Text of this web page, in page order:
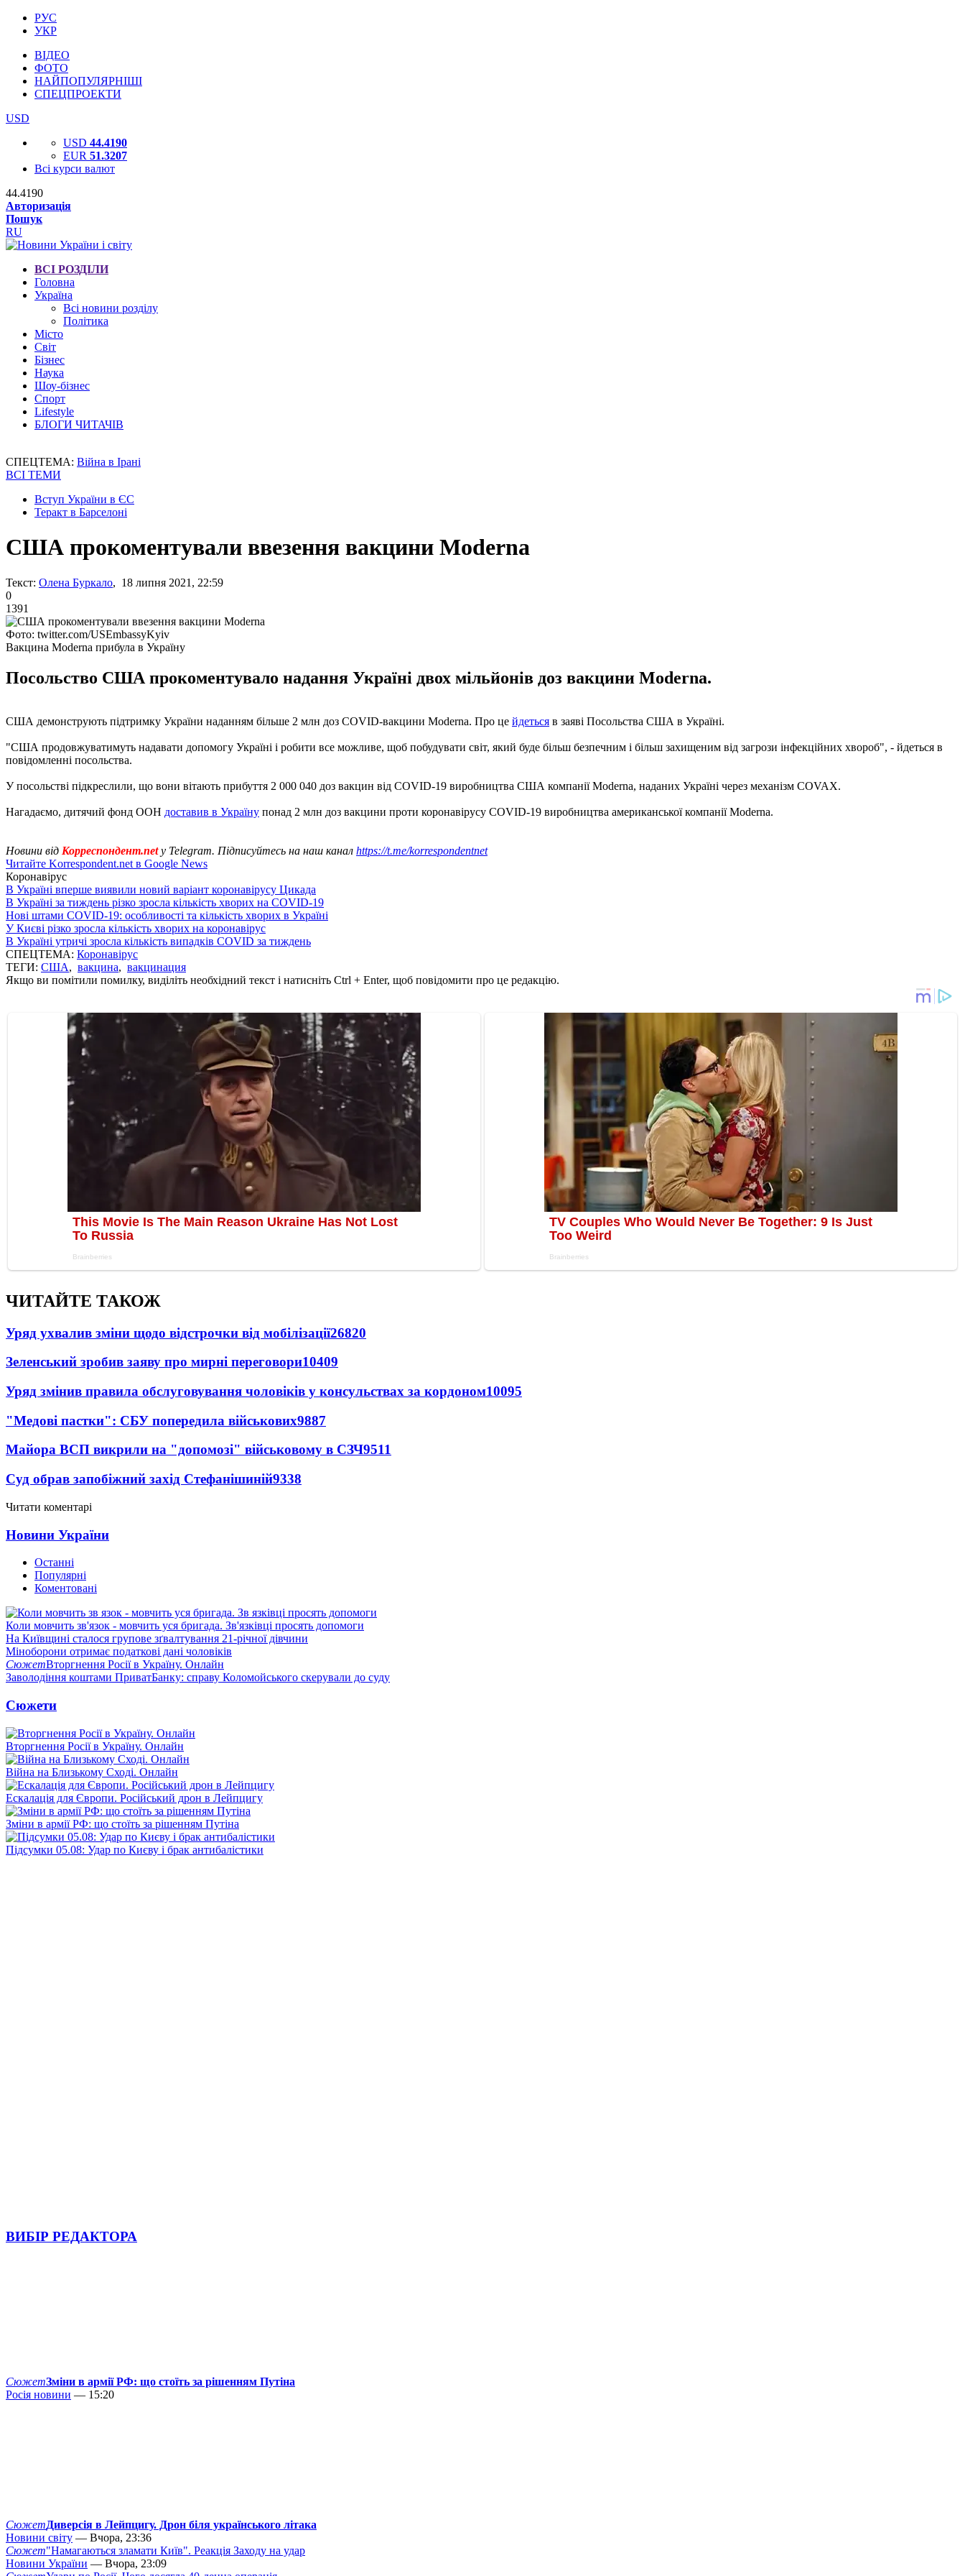
РУС
УКР
ВІДЕО
ФОТО
НАЙПОПУЛЯРНІШІ
СПЕЦПРОЕКТИ
USD
USD 44.4190
EUR 51.3207
Всі курси валют
44.4190
Авторизація
Пошук
RU
ВСІ РОЗДІЛИ
Головна
Україна
Всі новини розділу
Політика
Місто
Світ
Бізнес
Наука
Шоу-бізнес
Спорт
Lifestyle
БЛОГИ ЧИТАЧІВ
СПЕЦТЕМА: Війна в Ірані
ВСІ ТЕМИ
Вступ України в ЄС
Теракт в Барселоні
США прокоментували ввезення вакцини Moderna
Текст: Олена Буркало, 18 липня 2021, 22:59
0
1391
Фото: twitter.com/USEmbassyKyiv
Вакцина Moderna прибула в Україну
Посольство США прокоментувало надання Україні двох мільйонів доз вакцини Moderna.
США демонструють підтримку України наданням більше 2 млн доз COVID-вакцини Moderna. Про це йдеться в заяві Посольства США в Україні.
"США продовжуватимуть надавати допомогу Україні і робити все можливе, щоб побудувати світ, який буде більш безпечним і більш захищеним від загрози інфекційних хвороб", - йдеться в
повідомленні посольства.
У посольстві підкреслили, що вони вітають прибуття 2 000 040 доз вакцин від COVID-19 виробництва США компанії Moderna, наданих Україні через механізм COVAX.
Нагадаємо, дитячий фонд ООН доставив в Україну понад 2 млн доз вакцини проти коронавірусу COVID-19 виробництва американської компанії Moderna.
Новини від Корреспондент.netу Telegram. Підписуйтесь на наш канал https://t.me/korrespondentnet
Читайте Korrespondent.net в Google News
Коронавірус
В Україні вперше виявили новий варіант коронавірусу Цикада
В Україні за тиждень різко зросла кількість хворих на COVID-19
Нові штами COVID-19: особливості та кількість хворих в Україні
У Києві різко зросла кількість хворих на коронавірус
В Україні утричі зросла кількість випадків COVID за тиждень
СПЕЦТЕМА: Коронавірус
ТЕГИ: США, вакцина, вакцинация
Якщо ви помітили помилку, виділіть необхідний текст і натисніть Ctrl + Enter, щоб повідомити про це редакцію.
ЧИТАЙТЕ ТАКОЖ
Уряд ухвалив зміни щодо відстрочки від мобілізації26820
Зеленський зробив заяву про мирні переговори10409
Уряд змінив правила обслуговування чоловіків у консульствах за кордоном10095
"Медові пастки": СБУ попередила військових9887
Майора ВСП викрили на "допомозі" військовому в СЗЧ9511
Суд обрав запобіжний захід Стефанішиній9338
Читати коментарі
Новини України
Останні
Популярні
Коментовані
Коли мовчить зв'язок - мовчить уся бригада. Зв'язківці просять допомоги
На Київщині сталося групове зґвалтування 21-річної дівчини
Міноборони отримає податкові дані чоловіків
СюжетВторгнення Росії в Україну. Онлайн
Заволодіння коштами ПриватБанку: справу Коломойського скерували до суду
Сюжети
Вторгнення Росії в Україну. Онлайн
Війна на Близькому Сході. Онлайн
Ескалація для Європи. Російський дрон в Лейпцигу
Зміни в армії РФ: що стоїть за рішенням Путіна
Підсумки 05.08: Удар по Києву і брак антибалістики
ВИБІР РЕДАКТОРА
СюжетЗміни в армії РФ: що стоїть за рішенням Путіна
Росія новини — 15:20
СюжетДиверсія в Лейпцигу. Дрон біля українського літака
Новини світу — Вчора, 23:36
Сюжет"Намагаються зламати Київ". Реакція Заходу на удар
Новини України — Вчора, 23:09